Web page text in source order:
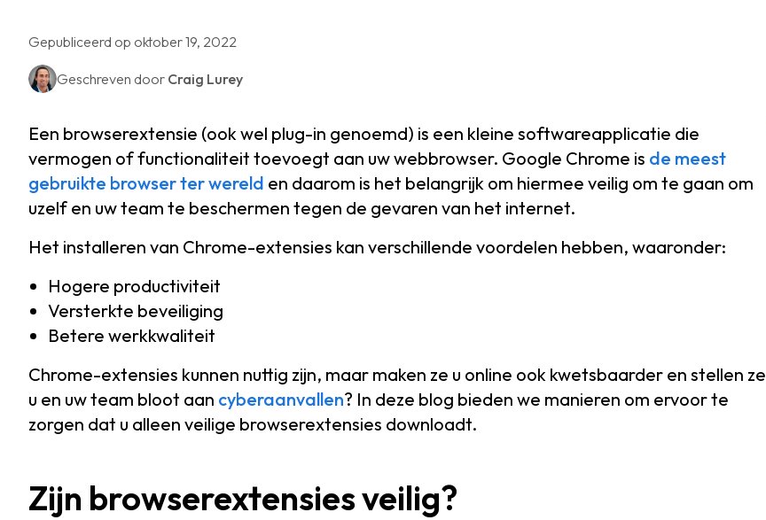
Gepubliceerd op oktober 19, 2022
Geschreven door Craig Lurey
Een browserextensie (ook wel plug-in genoemd) is een kleine softwareapplicatie die
vermogen of functionaliteit toevoegt aan uw webbrowser. Google Chrome is de meest
gebruikte browser ter wereld en daarom is het belangrijk om hiermee veilig om te gaan om
uzelf en uw team te beschermen tegen de gevaren van het internet.
Het installeren van Chrome-extensies kan verschillende voordelen hebben, waaronder:
Hogere productiviteit
Versterkte beveiliging
Betere werkkwaliteit
Chrome-extensies kunnen nuttig zijn, maar maken ze u online ook kwetsbaarder en stellen ze
u en uw team bloot aan cyberaanvallen? In deze blog bieden we manieren om ervoor te
zorgen dat u alleen veilige browserextensies downloadt.
Zijn browserextensies veilig?